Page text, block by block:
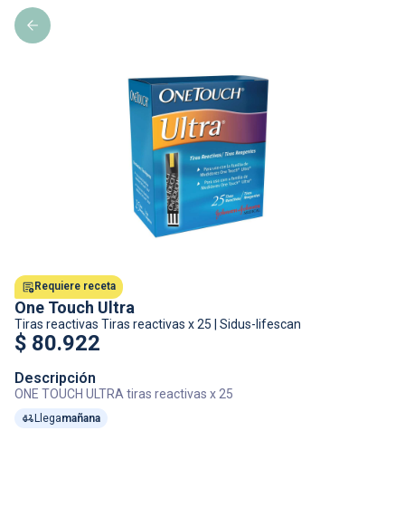
Requiere receta
One Touch Ultra
Tiras reactivas Tiras reactivas x 25 Sidus-lifescan
$ 80.922
Descripción
ONE TOUCH ULTRA tiras reactivas x 25
Llegamañana